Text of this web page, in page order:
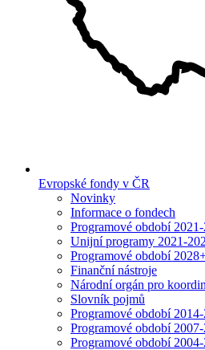
Evropské fondy v ČR
Novinky
Informace o fondech
Programové období
Unijní programy 2021-
Programové období
Finanční nástroje
Národní orgán pro
Slovník pojmů
Programové období
Programové období
Programové období